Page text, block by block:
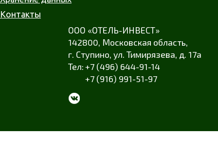
Контакты
ООО «ОТЕЛЬ-ИНВЕСТ»
142800, Московская область,
г. Ступино, ул. Тимирязева, д. 17а
+7 (496) 644-91-14
+7 (916) 991-51-97